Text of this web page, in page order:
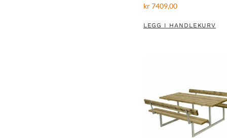
kr7409,00
LEGG I HANDLEKURV